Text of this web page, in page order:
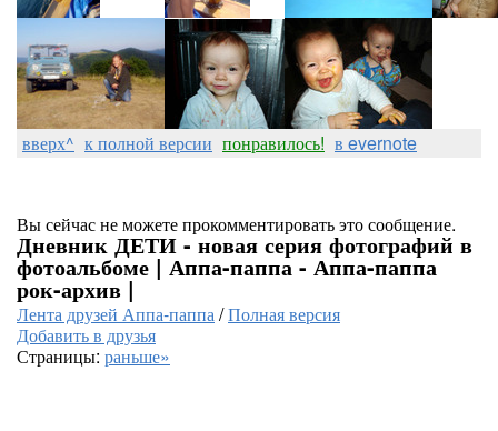
вверх^ к полной версии понравилось! в evernote
Вы сейчас не можете прокомментировать это сообщение.
Дневник ДЕТИ - новая серия фотографий в
фотоальбоме | Аппа-паппа - Аппа-паппа
рок-архив |
Лента друзей Аппа-паппа/Полная версия
Добавить в друзья
Страницы: раньше»